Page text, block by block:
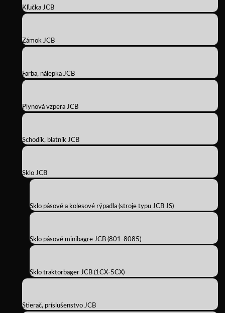
Kľučka JCB
Zámok JCB
Farba, nálepka JCB
Plynová vzpera JCB
Schodík, blatník JCB
Sklo JCB
Sklo pásové a kolesové rýpadla (stroje typu JCB JS)
Sklo pásové minibagre JCB (801-8085)
Sklo traktorbager JCB (1CX-5CX)
Stierač, príslušenstvo JCB